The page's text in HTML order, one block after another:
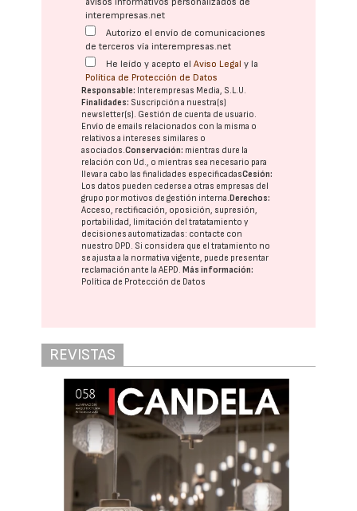
interempresas.net
Autorizo el envío de comunicaciones
de terceros vía interempresas.net
He leído y acepto elAviso Legal y la
Política de Protección de Datos
Responsable: Interempresas Media, S.L.U.
Finalidades: Suscripción a nuestra(s)
newsletter(s). Gestión de cuenta de usuario.
Envío de emails relacionados con la misma o
relativos a intereses similares o
asociados.Conservación: mientras dure la
relación con Ud., o mientras sea necesario para
llevar a cabo las finalidades especificadasCesión:
Los datos pueden cederse a otras empresas del
grupo por motivos de gestión interna.Derechos:
Acceso, rectificación, oposición, supresión,
portabilidad, limitación del tratatamiento y
decisiones automatizadas: contacte con
nuestro DPD . Si considera que el tratamiento no
se ajusta a la normativa vigente, puede presentar
reclamación ante laAEPD .Más información:
Política de Protección de Datos
REVISTAS